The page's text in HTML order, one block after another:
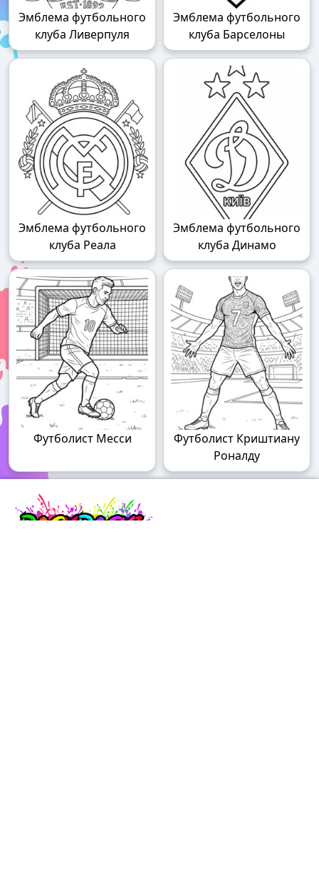
Эмблема футбольного
клуба Ливерпуля
Эмблема футбольного
клуба Барселоны
Эмблема футбольного
клуба Реала
Эмблема футбольного
клуба Динамо
Футболист Месси
Футболист Криштиану
Роналду